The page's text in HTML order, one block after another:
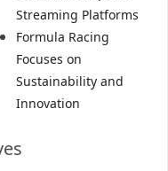
Streaming Platforms
Formula Racing
Focuses on
Sustainability and
Innovation